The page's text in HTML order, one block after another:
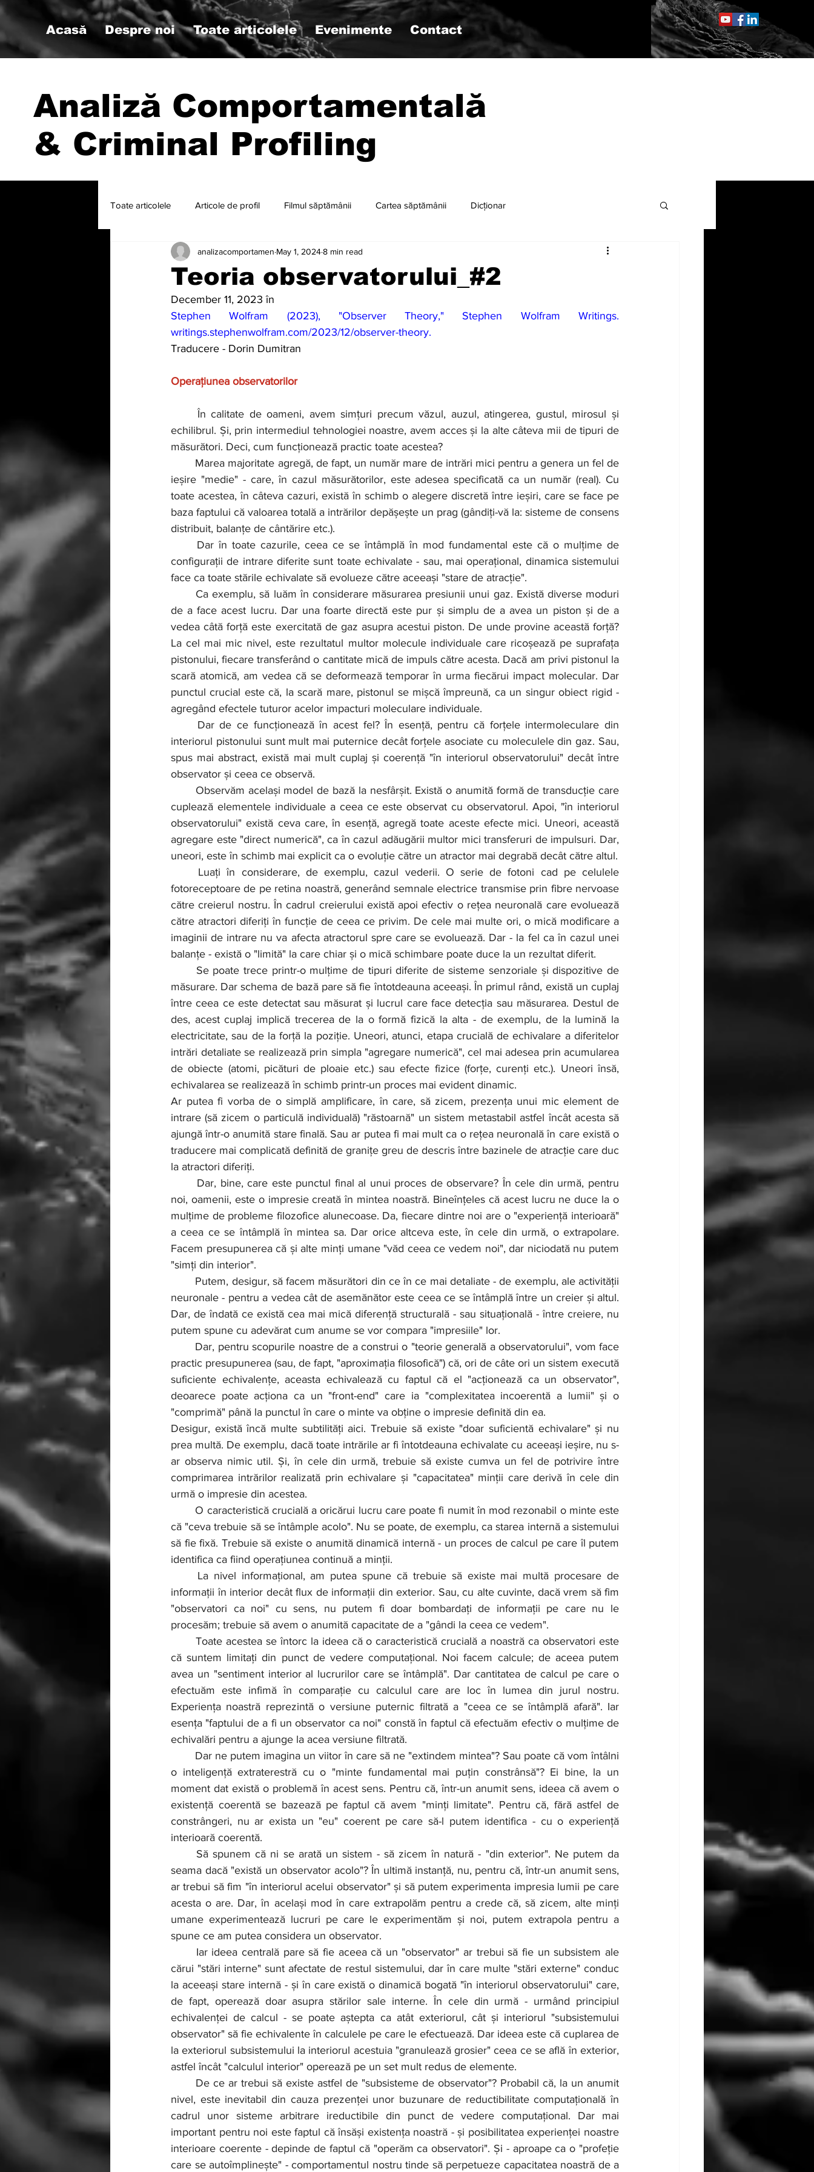
Acasă Despre noi Toate articolele Evenimente Contact
Analiză Comportamentală
& Criminal Profiling
Toate articolele Articole de profil Filmul săptămânii Cartea săptămânii Dicționar
#psihologiemilitara #analizacompor
Teoria observatorului_#2
analizacomportamen May 1, 20248 min read
December 11, 2023 în
writings.stephenwolfram.com/2023/12/observer-theory.
Traducere - Dorin Dumitran
Operațiunea observatorilor
echilibrul. Și, prin intermediul tehnologiei noastre, avem acces și la alte câteva mii de tipuri de
măsurători. Deci, cum funcționează practic toate acestea?
ieșire "medie" - care, în cazul măsurătorilor, este adesea specificată ca un număr (real). Cu
toate acestea, în câteva cazuri, există în schimb o alegere discretă între ieșiri, care se face pe
baza faptului că valoarea totală a intrărilor depășește un prag (gândiți-vă la: sisteme de consens
distribuit, balanțe de cântărire etc.).
configurații de intrare diferite sunt toate echivalate - sau, mai operațional, dinamica sistemului
face ca toate stările echivalate să evolueze către aceeași "stare de atracție".
de a face acest lucru. Dar una foarte directă este pur și simplu de a avea un piston și de a
vedea câtă forță este exercitată de gaz asupra acestui piston. De unde provine această forță?
La cel mai mic nivel, este rezultatul multor molecule individuale care ricoșează pe suprafața
pistonului, fiecare transferând o cantitate mică de impuls către acesta. Dacă am privi pistonul la
scară atomică, am vedea că se deformează temporar în urma fiecărui impact molecular. Dar
punctul crucial este că, la scară mare, pistonul se mișcă împreună, ca un singur obiect rigid -
agregând efectele tuturor acelor impacturi moleculare individuale.
interiorul pistonului sunt mult mai puternice decât forțele asociate cu moleculele din gaz. Sau,
spus mai abstract, există mai mult cuplaj și coerență "în interiorul observatorului" decât între
observator și ceea ce observă.
cuplează elementele individuale a ceea ce este observat cu observatorul. Apoi, "în interiorul
observatorului" există ceva care, în esență, agregă toate aceste efecte mici. Uneori, această
agregare este "direct numerică", ca în cazul adăugării multor mici transferuri de impulsuri. Dar,
uneori, este în schimb mai explicit ca o evoluție către un atractor mai degrabă decât către altul.
fotoreceptoare de pe retina noastră, generând semnale electrice transmise prin fibre nervoase
către creierul nostru. În cadrul creierului există apoi efectiv o rețea neuronală care evoluează
către atractori diferiți în funcție de ceea ce privim. De cele mai multe ori, o mică modificare a
imaginii de intrare nu va afecta atractorul spre care se evoluează. Dar - la fel ca în cazul unei
balanțe - există o "limită" la care chiar și o mică schimbare poate duce la un rezultat diferit.
măsurare. Dar schema de bază pare să fie întotdeauna aceeași. În primul rând, există un cuplaj
între ceea ce este detectat sau măsurat și lucrul care face detecția sau măsurarea. Destul de
des, acest cuplaj implică trecerea de la o formă fizică la alta - de exemplu, de la lumină la
electricitate, sau de la forță la poziție. Uneori, atunci, etapa crucială de echivalare a diferitelor
intrări detaliate se realizează prin simpla "agregare numerică", cel mai adesea prin acumularea
de obiecte (atomi, picături de ploaie etc.) sau efecte fizice (forțe, curenți etc.). Uneori însă,
echivalarea se realizează în schimb printr-un proces mai evident dinamic.
Ar putea fi vorba de o simplă amplificare, în care, să zicem, prezența unui mic element de
intrare (să zicem o particulă individuală) "răstoarnă" un sistem metastabil astfel încât acesta să
ajungă într-o anumită stare finală. Sau ar putea fi mai mult ca o rețea neuronală în care există o
traducere mai complicată definită de granițe greu de descris între bazinele de atracție care duc
la atractori diferiți.
noi, oamenii, este o impresie creată în mintea noastră. Bineînțeles că acest lucru ne duce la o
mulțime de probleme filozofice alunecoase. Da, fiecare dintre noi are o "experiență interioară"
a ceea ce se întâmplă în mintea sa. Dar orice altceva este, în cele din urmă, o extrapolare.
Facem presupunerea că și alte minți umane "văd ceea ce vedem noi", dar niciodată nu putem
"simți din interior".
neuronale - pentru a vedea cât de asemănător este ceea ce se întâmplă între un creier și altul.
Dar, de îndată ce există cea mai mică diferență structurală - sau situațională - între creiere, nu
putem spune cu adevărat cum anume se vor compara "impresiile" lor.
practic presupunerea (sau, de fapt, "aproximația filosofică") că, ori de câte ori un sistem execută
suficiente echivalențe, aceasta echivalează cu faptul că el "acționează ca un observator",
deoarece poate acționa ca un "front-end" care ia "complexitatea incoerentă a lumii" și o
"comprimă" până la punctul în care o minte va obține o impresie definită din ea.
Desigur, există încă multe subtilități aici. Trebuie să existe "doar suficientă echivalare" și nu
prea multă. De exemplu, dacă toate intrările ar fi întotdeauna echivalate cu aceeași ieșire, nu s-
ar observa nimic util. Și, în cele din urmă, trebuie să existe cumva un fel de potrivire între
comprimarea intrărilor realizată prin echivalare și "capacitatea" minții care derivă în cele din
urmă o impresie din acestea.
că "ceva trebuie să se întâmple acolo". Nu se poate, de exemplu, ca starea internă a sistemului
să fie fixă. Trebuie să existe o anumită dinamică internă - un proces de calcul pe care îl putem
identifica ca fiind operațiunea continuă a minții.
informații în interior decât flux de informații din exterior. Sau, cu alte cuvinte, dacă vrem să fim
"observatori ca noi" cu sens, nu putem fi doar bombardați de informații pe care nu le
procesăm; trebuie să avem o anumită capacitate de a "gândi la ceea ce vedem".
că suntem limitați din punct de vedere computațional. Noi facem calcule; de aceea putem
avea un "sentiment interior al lucrurilor care se întâmplă". Dar cantitatea de calcul pe care o
efectuăm este infimă în comparație cu calculul care are loc în lumea din jurul nostru.
Experiența noastră reprezintă o versiune puternic filtrată a "ceea ce se întâmplă afară". Iar
esența "faptului de a fi un observator ca noi" constă în faptul că efectuăm efectiv o mulțime de
echivalări pentru a ajunge la acea versiune filtrată.
o inteligență extraterestră cu o "minte fundamental mai puțin constrânsă"? Ei bine, la un
moment dat există o problemă în acest sens. Pentru că, într-un anumit sens, ideea că avem o
existență coerentă se bazează pe faptul că avem "minți limitate". Pentru că, fără astfel de
constrângeri, nu ar exista un "eu" coerent pe care să-l putem identifica - cu o experiență
interioară coerentă.
seama dacă "există un observator acolo"? În ultimă instanță, nu, pentru că, într-un anumit sens,
ar trebui să fim "în interiorul acelui observator" și să putem experimenta impresia lumii pe care
acesta o are. Dar, în același mod în care extrapolăm pentru a crede că, să zicem, alte minți
umane experimentează lucruri pe care le experimentăm și noi, putem extrapola pentru a
spune ce am putea considera un observator.
cărui "stări interne" sunt afectate de restul sistemului, dar în care multe "stări externe" conduc
la aceeași stare internă - și în care există o dinamică bogată "în interiorul observatorului" care,
de fapt, operează doar asupra stărilor sale interne. În cele din urmă - urmând principiul
echivalenței de calcul - se poate aștepta ca atât exteriorul, cât și interiorul "subsistemului
observator" să fie echivalente în calculele pe care le efectuează. Dar ideea este că cuplarea de
la exteriorul subsistemului la interiorul acestuia "granulează grosier" ceea ce se află în exterior,
astfel încât "calculul interior" operează pe un set mult redus de elemente.
nivel, este inevitabil din cauza prezenței unor buzunare de reductibilitate computațională în
cadrul unor sisteme arbitrare ireductibile din punct de vedere computațional. Dar mai
important pentru noi este faptul că însăși existența noastră - și posibilitatea experienței noastre
interioare coerente - depinde de faptul că "operăm ca observatori". Și - aproape ca o "profeție
care se autoîmplinește" - comportamentul nostru tinde să perpetueze capacitatea noastră de a